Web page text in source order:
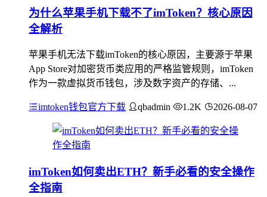
为什么苹果手机下载不了imToken？核心原因
全解析
苹果手机无法下载imToken的核心原因，主要源于苹果
App Store对加密货币类应用的严格监管规则，imToken
作为一款虚拟货币钱包，涉及数字资产的存储、...
imtoken钱包官方下载 qbadmin 1.2K 2026-08-07
imToken如何卖出ETH？新手必看的安全操作
全指南